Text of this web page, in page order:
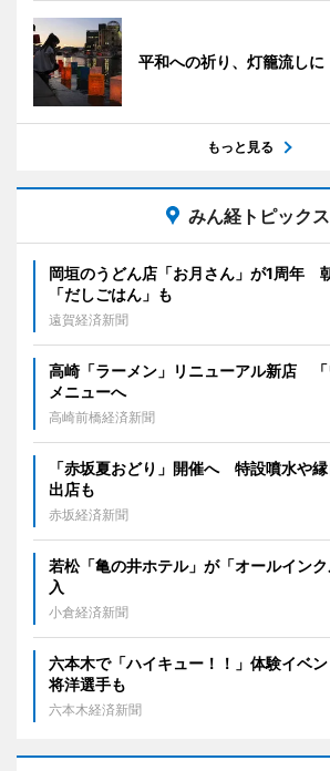
平和への祈り、灯籠流しに
もっと見る
みん経トピックス
岡垣のうどん店「お月さん」が1周年
「だしごはん」も
遠賀経済新聞
高崎「ラーメン」リニューアル新店 「
メニューへ
高崎前橋経済新聞
「赤坂夏おどり」開催へ 特設噴水や
出店も
赤坂経済新聞
若松「亀の井ホテル」が「オールイン
入
小倉経済新聞
六本木で「ハイキュー！！」体験イベ
将洋選手も
六本木経済新聞